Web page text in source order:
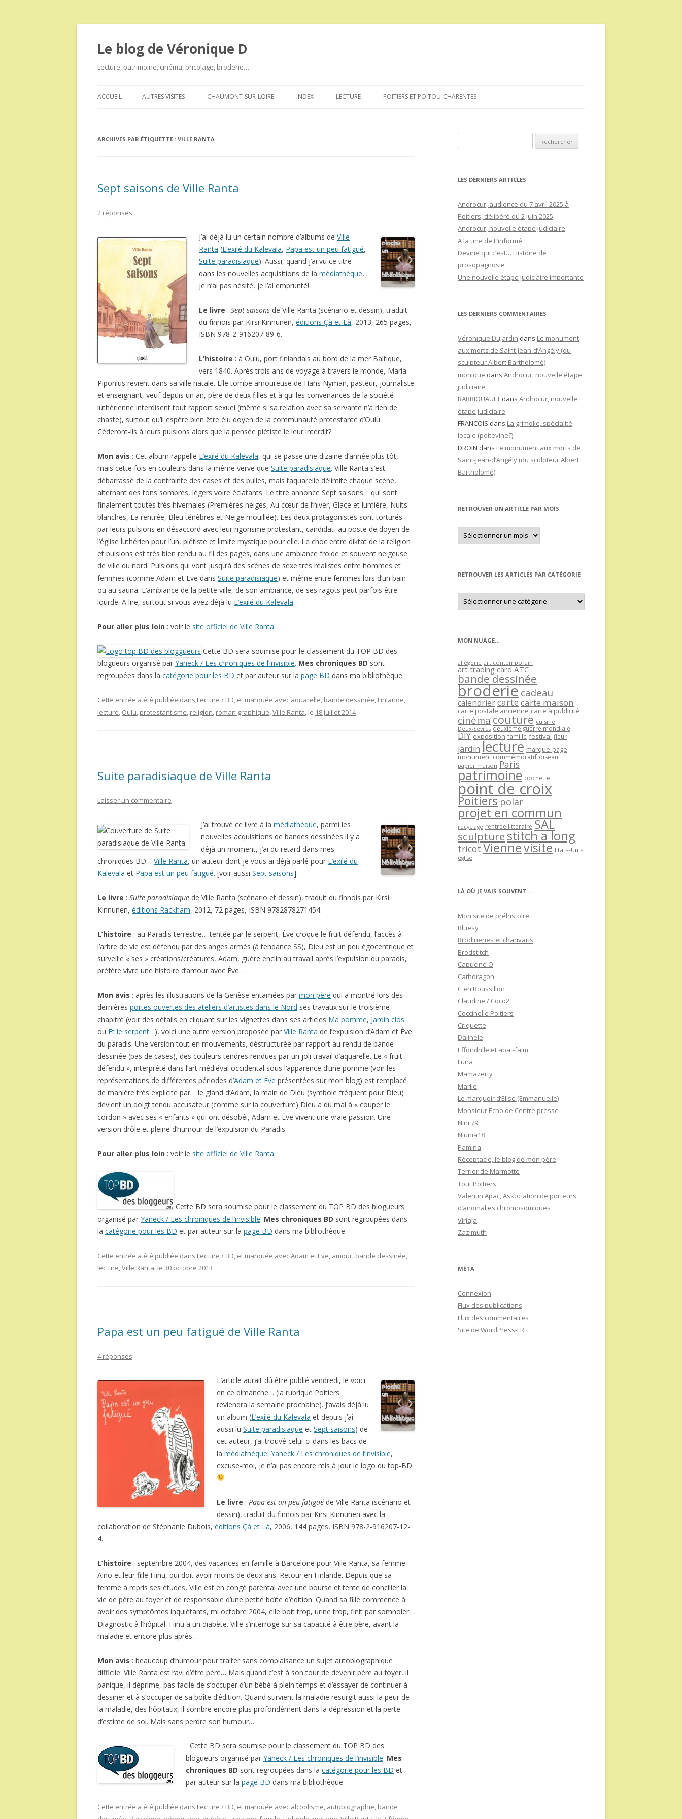
Le blog de Véronique D
Lecture, patrimoine, cinéma, bricolage, broderie…
au
ACCUEIL AUTRES VISITES CHAUMONT-SUR-LOIRE INDEX LECTURE POITIERS ET POITOU-CHARENTES
ARCHIVES PAR ÉTIQUETTE : VILLE RANTA
Sept saisons de Ville Ranta
2 réponses
J’ai déjà lu un certain nombre d’albums de Ville
Ranta (L’exilé du Kalevala, Papa est un peu fatigué,
Suite paradisiaque). Aussi, quand j’ai vu ce titre
dans les nouvelles acquisitions de la médiathèque,
je n’ai pas hésité, je l’ai emprunté!
Le livre : Sept saisons de Ville Ranta (scénario et dessin), traduit
du finnois par Kirsi Kinnunen, éditions Çà et Là, 2013, 265 pages,
ISBN 978-2-916207-89-6.
L’histoire : à Oulu, port finlandais au bord de la mer Baltique,
vers 1840. Après trois ans de voyage à travers le monde, Maria
Piponius revient dans sa ville natale. Elle tombe amoureuse de Hans Nyman, pasteur, journaliste
et enseignant, veuf depuis un an, père de deux filles et à qui les convenances de la société
luthérienne interdisent tout rapport sexuel (même si sa relation avec sa servante n’a rien de
chaste), surtout qu’il espère bien être élu doyen de la communauté protestante d’Oulu.
Cèderont-ils à leurs pulsions alors que la pensée piétiste le leur interdit?
Mon avis : Cet album rappelle L’exilé du Kalevala, qui se passe une dizaine d’année plus tôt,
mais cette fois en couleurs dans la même verve que Suite paradisiaque. Ville Ranta s’est
débarrassé de la contrainte des cases et des bulles, mais l’aquarelle délimite chaque scène,
alternant des tons sombres, légers voire éclatants. Le titre annonce Sept saisons… qui sont
finalement toutes très hivernales (Premières neiges, Au cœur de l’hiver, Glace et lumière, Nuits
blanches, La rentrée, Bleu ténèbres et Neige mouillée). Les deux protagonistes sont torturés
par leurs pulsions en désaccord avec leur rigorisme protestant, candidat au poste de doyen de
l’église luthérien pour l’un, piétiste et limite mystique pour elle. Le choc entre diktat de la religion
et pulsions est très bien rendu au fil des pages, dans une ambiance froide et souvent neigeuse
de ville du nord. Pulsions qui vont jusqu’à des scènes de sexe très réalistes entre hommes et
femmes (comme Adam et Eve dans Suite paradisiaque) et même entre femmes lors d’un bain
ou au sauna. L’ambiance de la petite ville, de son ambiance, de ses ragots peut parfois être
lourde. A lire, surtout si vous avez déjà lu L’exilé du Kalevala.
Pour aller plus loin : voir le site officiel de Ville Ranta.
Cette BD sera soumise pour le classement du TOP BD des
blogueurs organisé par Yaneck / Les chroniques de l’invisible. Mes chroniques BD sont
regroupées dans la catégorie pour les BD et par auteur sur la page BD dans ma bibliothèque.
Cette entrée a été publiée dans Lecture / BD, et marquée avec aquarelle, bande dessinée, Finlande,
lecture, Oulu, protestantisme, religion, roman graphique,Ville Ranta, le 18 juillet 2014 .
Suite paradisiaque de Ville Ranta
Laisser un commentaire
J’ai trouvé ce livre à la médiathèque, parmi les
nouvelles acquisitions de bandes dessinées il y a
déjà un moment, j’ai du retard dans mes
chroniques BD… Ville Ranta, un auteur dont je vous ai déjà parlé pour L’exilé du
Kalevala et Papa est un peu fatigué. [voir aussi Sept saisons]
Le livre : Suite paradisiaque de Ville Ranta (scénario et dessin), traduit du finnois par Kirsi
Kinnunen, éditions Rackham, 2012, 72 pages, ISBN 9782878271454.
L’histoire : au Paradis terrestre… tentée par le serpent, Ève croque le fruit défendu, l’accès à
l’arbre de vie est défendu par des anges armés (à tendance SS), Dieu est un peu égocentrique et
surveille « ses » créations/créatures, Adam, guère enclin au travail après l’expulsion du paradis,
préfère vivre une histoire d’amour avec Ève…
Mon avis : après les illustrations de la Genèse entamées par mon père qui a montré lors des
dernières portes ouvertes des ateliers d’artistes dans le Nord ses travaux sur le troisième
chapitre (voir des détails en cliquant sur les vignettes dans ses articles Ma pomme, Jardin clos
ou Et le serpent…), voici une autre version proposée par Ville Ranta de l’expulsion d’Adam et Ève
du paradis. Une version tout en mouvements, déstructurée par rapport au rendu de bande
dessinée (pas de cases), des couleurs tendres rendues par un joli travail d’aquarelle. Le « fruit
défendu », interprété dans l’art médiéval occidental sous l’apparence d’une pomme (voir les
représentations de différentes périodes d’Adam et Ève présentées sur mon blog) est remplacé
de manière très explicite par… le gland d’Adam, la main de Dieu (symbole fréquent pour Dieu)
devient un doigt tendu accusateur (comme sur la couverture) Dieu a du mal à « couper le
cordon » avec ses « enfants » qui ont désobéi, Adam et Ève vivent une vraie passion. Une
version drôle et pleine d’humour de l’expulsion du Paradis.
Pour aller plus loin : voir le site officiel de Ville Ranta.
Cette BD sera soumise pour le classement du TOP BD des blogueurs
organisé par Yaneck / Les chroniques de l’invisible. Mes chroniques BD sont regroupées dans
la catégorie pour les BD et par auteur sur la page BD dans ma bibliothèque.
Cette entrée a été publiée dans Lecture / BD, et marquée avecAdam et Eve, amour, bande dessinée,
lecture,Ville Ranta, le 30 octobre 2013 .
Papa est un peu fatigué de Ville Ranta
4 réponses
L’article aurait dû être publié vendredi, le voici
en ce dimanche… (la rubrique Poitiers
reviendra la semaine prochaine). J’avais déjà lu
un album (L’exilé du Kalevala et depuis j’ai
aussi lu Suite paradisiaque et Sept saisons) de
cet auteur, j’ai trouvé celui-ci dans les bacs de
la médiathèque. Yaneck / Les chroniques de l’invisible,
excuse-moi, je n’ai pas encore mis à jour le logo du top-BD
Le livre : Papa est un peu fatigué de Ville Ranta (scénario et
dessin), traduit du finnois par Kirsi Kinnunen avec la
collaboration de Stéphanie Dubois, éditions Çà et Là, 2006, 144 pages, ISBN 978-2-916207-12-
4.
L’histoire : septembre 2004, des vacances en famille à Barcelone pour Ville Ranta, sa femme
Aino et leur fille Fiinu, qui doit avoir moins de deux ans. Retour en Finlande. Depuis que sa
femme a repris ses études, Ville est en congé parental avec une bourse et tente de concilier la
vie de père au foyer et de responsable d’une petite boîte d’édition. Quand sa fille commence à
avoir des symptômes inquiétants, mi octobre 2004, elle boit trop, urine trop, finit par somnoler…
Diagnostic à l’hôpital: Fiinu a un diabète. Ville s’interroge sur sa capacité à être père, avant la
maladie et encore plus après…
Mon avis : beaucoup d’humour pour traiter sans complaisance un sujet autobiographique
difficile: Ville Ranta est ravi d’être père… Mais quand c’est à son tour de devenir père au foyer, il
panique, il déprime, pas facile de s’occuper d’un bébé à plein temps et d’essayer de continuer à
dessiner et à s’occuper de sa boîte d’édition. Quand survient la maladie resurgit aussi la peur de
la maladie, des hôpitaux, il sombre encore plus profondément dans la dépression et la perte
d’estime de soi. Mais sans perdre son humour…
Cette BD sera soumise pour le classement du TOP BD des
blogueurs organisé par Yaneck / Les chroniques de l’invisible. Mes
chroniques BD sont regroupées dans la catégorie pour les BD et
par auteur sur la page BD dans ma bibliothèque.
Cette entrée a été publiée dans Lecture / BD, et marquée avec alcoolisme, autobiographie, bande
LES DERNIERS ARTICLES
Androcur, audience du 7 avril 2025 à
Poitiers, délibéré du 2 juin 2025
Androcur, nouvelle étape judiciaire
A la une de L’informé
Devine qui c’est… Histoire de
prosopagnosie
Une nouvelle étape judiciaire importante
LES DERNIERS COMMENTAIRES
Véronique Dujardin dans Le monument
aux morts de Saint-Jean-d’Angély (du
sculpteur Albert Bartholomé)
monique dans Androcur, nouvelle étape
judiciaire
BARRIQUAULT dans Androcur, nouvelle
étape judiciaire
FRANCOIS dans La grimolle, spécialité
locale (poitevine?)
DROIN dans Le monument aux morts de
Saint-Jean-d’Angély (du sculpteur Albert
Bartholomé)
RETROUVER UN ARTICLE PAR MOIS
Retrouver
un
article
RETROUVER LES ARTICLES PAR CATÉGORIE
Retrouver
les
articles
MON NUAGE…
allégorie art contemporain
art trading card ATC
bande dessinée
broderie cadeau
calendriercartecarte maison
carte postale ancienne carte à publicité
cinéma couture cuisine
Deux-Sèvres deuxième guerre mondiale
DIY exposition famille festival fleur
jardin lecture marque-page
monument commémoratif oiseau
papier maison Paris
patrimoine pochette
point de croix
Poitiers polar
projet en commun
recyclage rentrée littéraire SAL
sculpture stitch a long
tricot Viennevisite États-Unis
église
LÀ OÙ JE VAIS SOUVENT…
Mon site de préhistoire
Bluesy
Brodineries et charivaris
Brodstitch
Capucine O
Cathdragon
C en Roussillon
Claudine / Coco2
Coccinelle Poitiers
Criquette
Dalinele
Effondrille et abat-faim
Luna
Mamazerty
Marlie
Le marquoir d’Elise (Emmanuelle)
Monsieur Echo de Centre presse
Nini 79
Niunia18
Pamina
Réceptacle, le blog de mon père
Terrier de Marmotte
Tout Poitiers
Valentin Apac, Association de porteurs
d’anomalies chromosomiques
Virjaja
Zazimuth
MÉTA
Connexion
Flux des publications
Flux des commentaires
Site de WordPress-FR